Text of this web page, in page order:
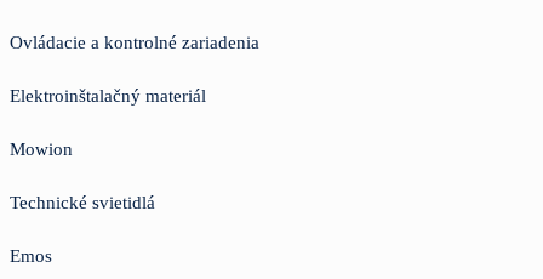
Ovládacie a kontrolné zariadenia
Elektroinštalačný materiál
Mowion
Technické svietidlá
Emos